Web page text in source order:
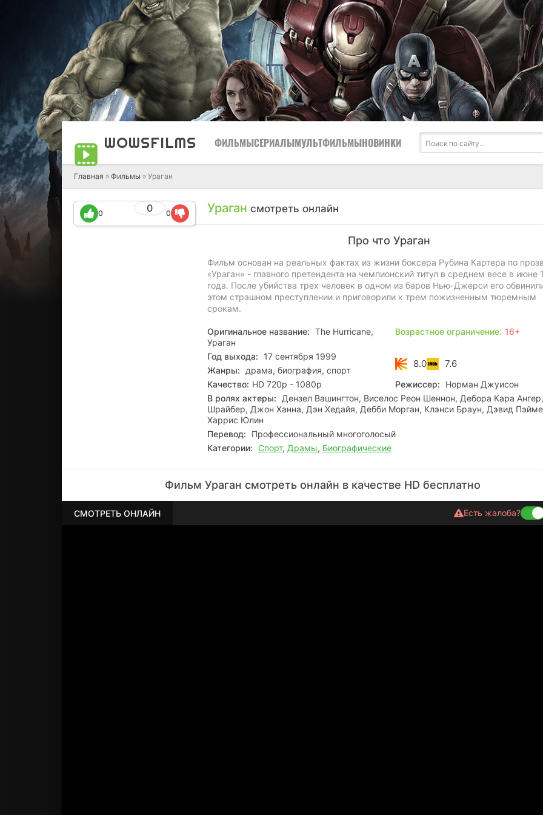
WOWSFILMS ФИЛЬМЫСЕРИАЛЫМУЛЬТФИЛЬМЫНОВИНКИ
Главная » Фильмы » Ураган
Ураган смотреть онлайн
0
0 0
Про что Ураган
Фильм основан на реальных фактах из жизни боксера Рубина Картера по
«Ураган» - главного претендента на чемпионский титул в среднем весе в июне
года. После убийства трех человек в одном из баров Нью-Джерси его
этом страшном преступлении и приговорили к трем пожизненным тюремным
срокам.
Оригинальное название: The Hurricane,
Ураган
Возрастное ограничение: 16+
Год выхода: 17 сентября 1999
8.0 7.6
Жанры:
драма, биография, спорт
Качество: HD 720p - 1080p Режиссер:
Норман Джуисон
В ролях актеры:
Дензел Вашингтон, Виселос Реон Шеннон, Дебора Кара
Шрайбер, Джон Ханна, Дэн Хедайя, Дебби Морган, Клэнси Браун, Дэвид
Харрис Юлин
Перевод:
Профессиональный многоголосый
Категории: Спорт, Драмы, Биографические
Фильм Ураган смотреть онлайн в качестве HD бесплатно
СМОТРЕТЬ ОНЛАЙН Есть жалоба?